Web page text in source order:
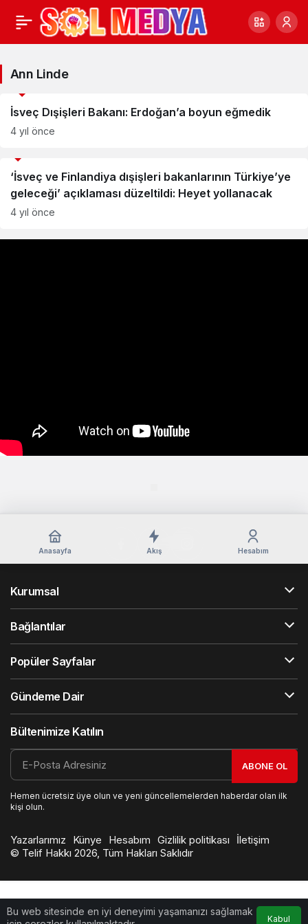
Ann
Linde
Haberleri
Ann Linde
İsveç Dışişleri Bakanı: Erdoğan’a boyun eğmedik
4 yıl önce
‘İsveç ve Finlandiya dışişleri bakanlarının Türkiye’ye
geleceği’ açıklaması düzeltildi: Heyet yollanacak
4 yıl önce
Bu web sitesinde en iyi deneyimi yaşamanızı sağlamak
Kabul
Anasayfa Akış Hesabım
Kurumsal
Bağlantılar
Popüler Sayfalar
Gündeme Dair
Bültenimize Katılın
ABONE OL
Hemen ücretsiz üye olun ve yeni güncellemelerden haberdar olan ilk
kişi olun.
Yazarlarımız Künye Hesabım Gizlilik politikası
İletişim
© Telif Hakkı 2026, Tüm Hakları Saklıdır